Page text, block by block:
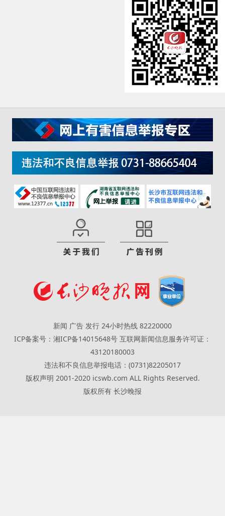
新闻 广告 发行 24小时热线 82220000
ICP备案号：湘ICP备14015648号 互联网新闻信息服务许可证：
43120180003
违法和不良信息举报电话：(0731)82205017
版权声明 2001-2020 icswb.com ALL Rights Reserved.
版权所有 长沙晚报